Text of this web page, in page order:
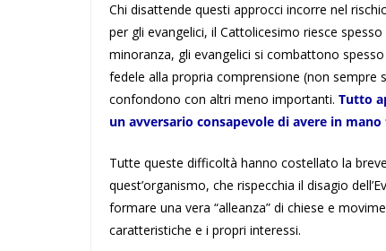
Chi disattende questi approcci incorre nel
per gli evangelici, il Cattolicesimo riesce
minoranza, gli evangelici si combattono
fedele alla propria comprensione (non sempre
confondono con altri meno importanti. Tutto
un avversario consapevole di avere in
Tutte queste difficoltà hanno costellato la
quest’organismo, che rispecchia il disagio
formare una vera “alleanza” di chiese e
caratteristiche e i propri interessi.